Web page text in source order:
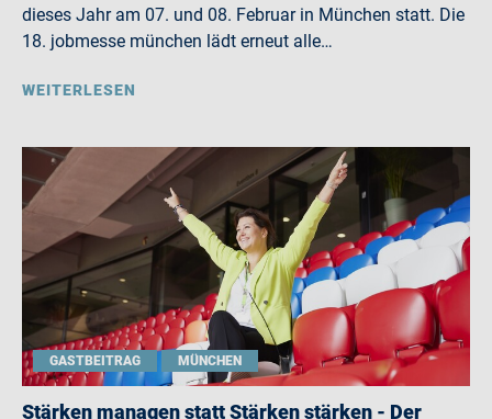
dieses Jahr am 07. und 08. Februar in München statt. Die
18. jobmesse münchen lädt erneut alle…
WEITERLESEN
GASTBEITRAG MÜNCHEN
Stärken managen statt Stärken stärken - Der